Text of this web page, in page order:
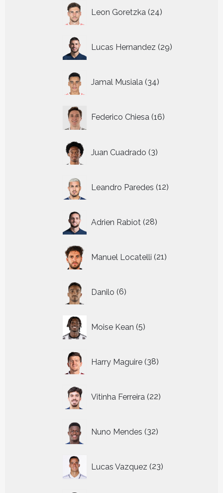
Leon Goretzka 24
producten
Lucas Hernandez 29
producten
Jamal Musiala 34
producten
Federico Chiesa 16
producten
Juan Cuadrado 3
producten
Leandro Paredes 12
producten
Adrien Rabiot 28
producten
Manuel Locatelli 21
producten
Danilo 6
producten
Moise Kean 5
producten
Harry Maguire 38
producten
Vitinha Ferreira 22
producten
Nuno Mendes 32
producten
Lucas Vazquez 23
producten